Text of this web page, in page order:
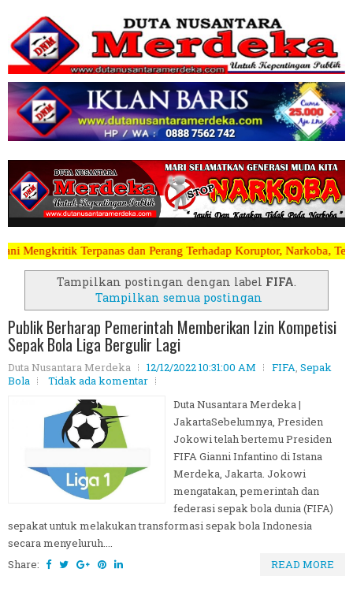
Perang Terhadap Koruptor, Narkoba, Teroris Musuh Rakyat
Tampilkan postingan dengan label FIFA
Tampilkan semua postingan
Publik Berharap Pemerintah Memberikan Izin Kompetisi
Sepak Bola Liga Bergulir Lagi
Duta Nusantara Merdeka 12/12/2022 10:31:00 AM FIFA, Sepak
Bola
Tidak ada komentar
Duta Nusantara Merdeka |
JakartaSebelumnya, Presiden
Jokowi telah bertemu Presiden
FIFA Gianni Infantino di Istana
Merdeka, Jakarta. Jokowi
mengatakan, pemerintah dan
federasi sepak bola dunia (FIFA)
sepakat untuk melakukan transformasi sepak bola Indonesia
secara menyeluruh....
Share:
READ MORE